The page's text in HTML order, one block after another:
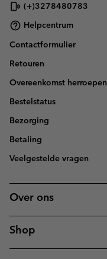
(+)3278480783
Helpcentrum
Contactformulier
Retouren
Overeenkomst herroepen
Bestelstatus
Bezorging
Betaling
Veelgestelde vragen
Over ons
Shop